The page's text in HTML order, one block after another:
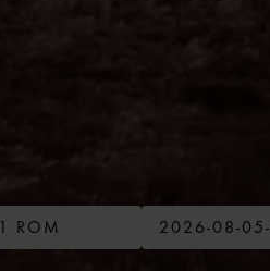
1 ROM 2026-08-05-